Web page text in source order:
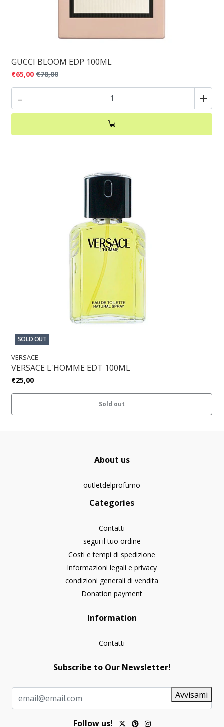
GUCCI BLOOM EDP 100ML
€65,00 €78,00
- +
SOLD OUT
VERSACE
VERSACE L'HOMME EDT 100ML
€25,00
Sold out
About us
outletdelprofumo
Categories
Contatti
segui il tuo ordine
Costi e tempi di spedizione
Informazioni legali e privacy
condizioni generali di vendita
Donation payment
Information
Contatti
Subscribe to Our Newsletter!
Avvisami
Follow us!